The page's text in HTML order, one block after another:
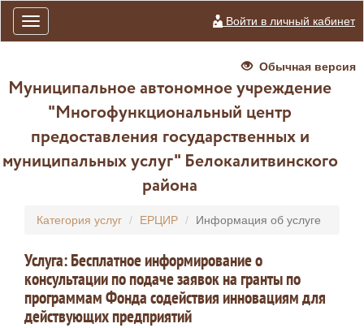
Toggle
navigation
Войти в личный кабинет
Обычная версия
Муниципальное автономное учреждение
"Многофункциональный центр
предоставления государственных и
муниципальных услуг" Белокалитвинского
района
Категория услуг ЕРЦИР Информация об услуге
Услуга: Бесплатное информирование о
консультации по подаче заявок на гранты по
программам Фонда содействия инновациям для
действующих предприятий